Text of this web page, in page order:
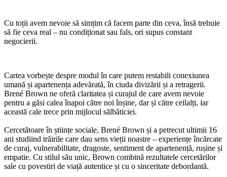
Cu toții avem nevoie să simțim că facem parte din ceva, însă trebuie
să fie ceva real – nu condiționat sau fals, ori supus constant
negocierii.
Cartea vorbește despre modul în care putem restabili conexiunea
umană și apartenența adevărată, în ciuda divizării și a retragerii.
Brené Brown ne oferă claritatea și curajul de care avem nevoie
pentru a găsi calea înapoi către noi înșine, dar și către ceilalți, iar
această cale trece prin mijlocul sălbăticiei.
Cercetătoare în științe sociale, Brené Brown și a petrecut ultimii 16
ani studiind trăirile care dau sens vieții noastre – experiențe încărcate
de curaj, vulnerabilitate, dragoste, sentiment de apartenență, rușine și
empatie. Cu stilul său unic, Brown combină rezultatele cercetărilor
sale cu povestiri de viață autentice și cu o sinceritate debordantă.